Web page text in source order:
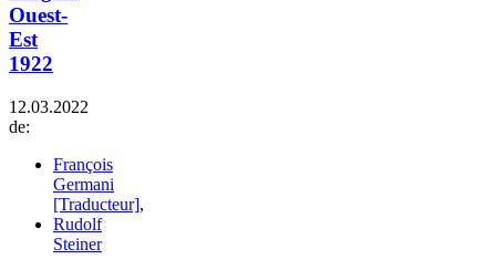
Ouest-
Est
1922
12.03.2022
de:
François
Germani
[Traducteur],
Rudolf
Steiner